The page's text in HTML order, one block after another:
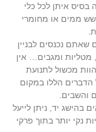
בסיס איתן לכל כלי
ממים או מחומרי
נכנסים לבניין
מטליות ומגבים… אין
מכשול לתנועת
הדברים הללו במקום
והשבים.
בהישג יד, ניתן לייעל
נקי יותר בתוך פרקי